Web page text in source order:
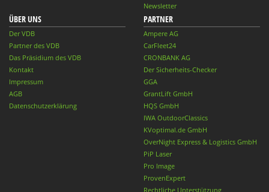
Newsletter
ÜBER UNS
Der VDB
Partner des VDB
Das Präsidium des VDB
Kontakt
Impressum
AGB
Datenschutzerklärung
PARTNER
Ampere AG
CarFleet24
CRONBANK AG
Der Sicherheits-Checker
GGA
GrantLift GmbH
HQS GmbH
IWA OutdoorClassics
KVoptimal.de GmbH
OverNight Express & Logistics GmbH
PiP Laser
Pro Image
ProvenExpert
Rechtliche Unterstützung